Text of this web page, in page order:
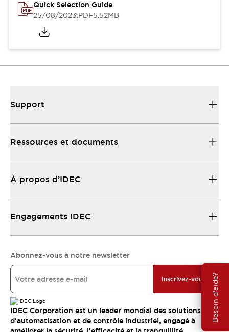
Besoin d'aide?
Quick Selection Guide
25/08/2023.PDF5.52MB
Support
Ressources et documents
À propos d’IDEC
Engagements IDEC
Abonnez-vous à notre newsletter
Inscrivez-vous
IDEC Corporation est un leader mondial des solutions
d'automatisation et de contrôle industriel, engagé à